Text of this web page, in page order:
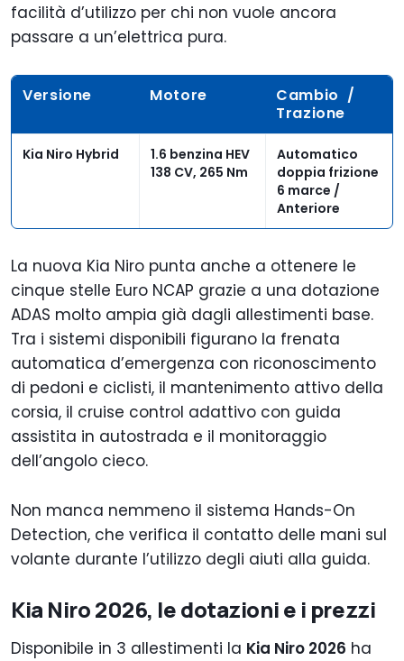
facilità d’utilizzo per chi non vuole ancora
passare a un’elettrica pura.
Versione Motore
Cambio /
Trazione
Kia Niro Hybrid
1.6 benzina HEV
138 CV, 265 Nm
Automatico
doppia frizione
6 marce /
Anteriore
La nuova Kia Niro punta anche a ottenere le
cinque stelle Euro NCAP grazie a una dotazione
ADAS molto ampia già dagli allestimenti base.
Tra i sistemi disponibili figurano la frenata
automatica d’emergenza con riconoscimento
di pedoni e ciclisti, il mantenimento attivo della
corsia, il cruise control adattivo con guida
assistita in autostrada e il monitoraggio
dell’angolo cieco.
Non manca nemmeno il sistema Hands-On
Detection, che verifica il contatto delle mani sul
volante durante l’utilizzo degli aiuti alla guida.
Kia Niro 2026, le dotazioni e i prezzi
Disponibile in 3 allestimenti la Kia Niro 2026 ha